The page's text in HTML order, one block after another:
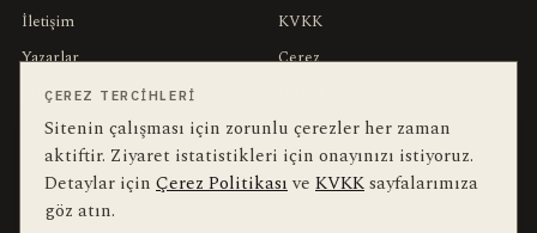
İletişim
Yazarlar
Muhabirler
Editörler
KVKK
Çerez
Kullanım Şartları
YEREL ARANANLAR
ÇEREZ TERCIHLERI
Sitenin çalışması için zorunlu çerezler her zaman
aktiftir. Ziyaret istatistikleri için onayınızı istiyoruz.
Detaylar için Çerez Politikasıve KVKKsayfalarımıza
göz atın.